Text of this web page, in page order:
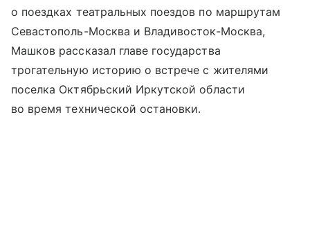
о поездках театральных поездов по маршрутам
Севастополь-Москва и Владивосток-Москва,
Машков рассказал главе государства
трогательную историю о встрече с жителями
поселка Октябрьский Иркутской области
во время технической остановки.